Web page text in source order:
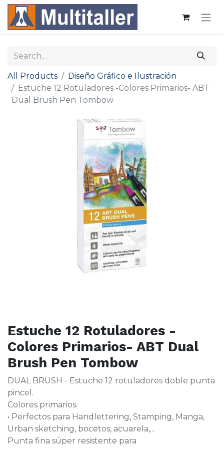
All Products
Diseño Gráfico e Ilustración
Estuche 12 Rotuladores -Colores Primarios- ABT
Dual Brush Pen Tombow
Estuche 12 Rotuladores -
Colores Primarios- ABT Dual
Brush Pen Tombow
DUAL BRUSH - Estuche 12 rotuladores doble punta
pincel.
Colores primarios.
• Perfectos para Handlettering, Stamping, Manga,
Urban sketching, bocetos, acuarela,...
Punta fina súper resistente para